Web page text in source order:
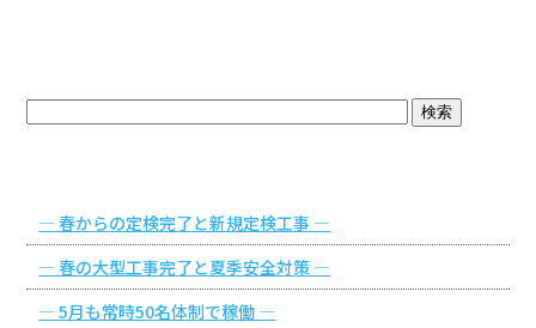
― 春からの定検完了と新規定検工事 ―
― 春の大型工事完了と夏季安全対策 ―
― 5月も常時50名体制で稼働 ―